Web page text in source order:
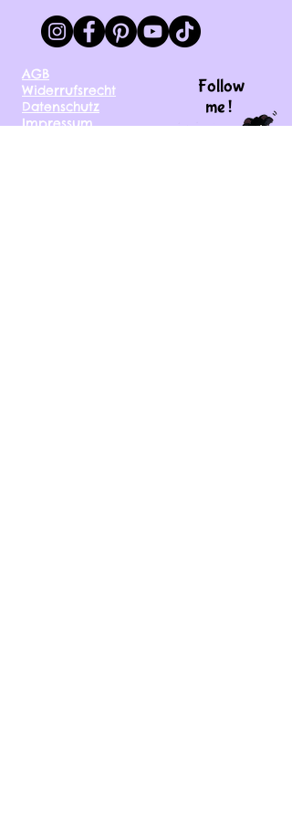
AGB
Widerrufsrecht
Datenschutz
Impressum
Follow
me !